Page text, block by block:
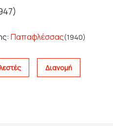
Παπαφλέσσας(1940)
Διανομή